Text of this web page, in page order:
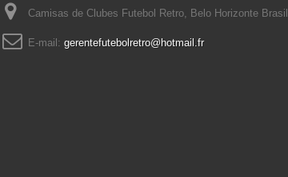
Camisas de Clubes Futebol Retro, Belo Horizonte Brasil
E-mail: gerentefutebolretro@hotmail.fr